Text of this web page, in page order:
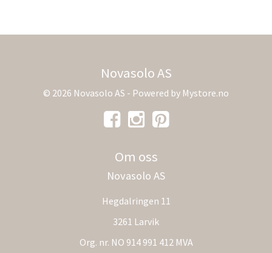
Novasolo AS
© 2026 Novasolo AS - Powered by Mystore.no
Om oss
Novasolo AS
Hegdalringen 11
3261 Larvik
Org. nr. NO 914 991 412 MVA